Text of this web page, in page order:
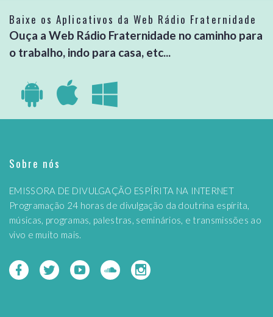
Baixe os Aplicativos da Web Rádio Fraternidade
Ouça a Web Rádio Fraternidade no caminho para
o trabalho, indo para casa, etc...
Sobre nós
EMISSORA DE DIVULGAÇÃO ESPÍRITA NA INTERNET
Programação 24 horas de divulgação da doutrina espírita,
músicas, programas, palestras, seminários, e transmissões ao
vivo e muito mais.